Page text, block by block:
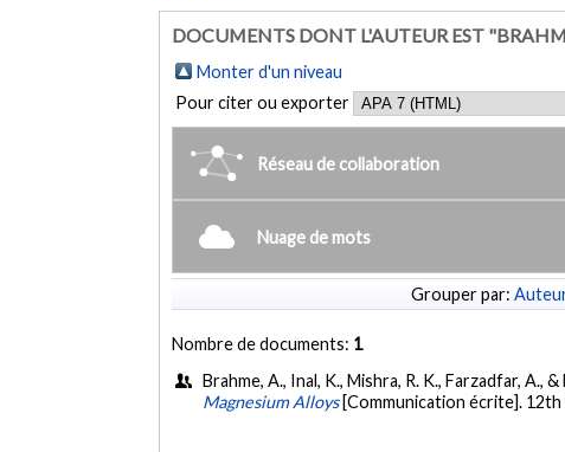
DOCUMENTS DONT L'AUTEUR EST
Monter d'un niveau
Pour citer ou exporter
Réseau de collaboration
Nuage de mots
Grouper par:
Nombre de documents: 1
Brahme, A., Inal, K., Mishra, R. K., Farzadfar, A.,
Magnesium Alloys [Communication écrite].